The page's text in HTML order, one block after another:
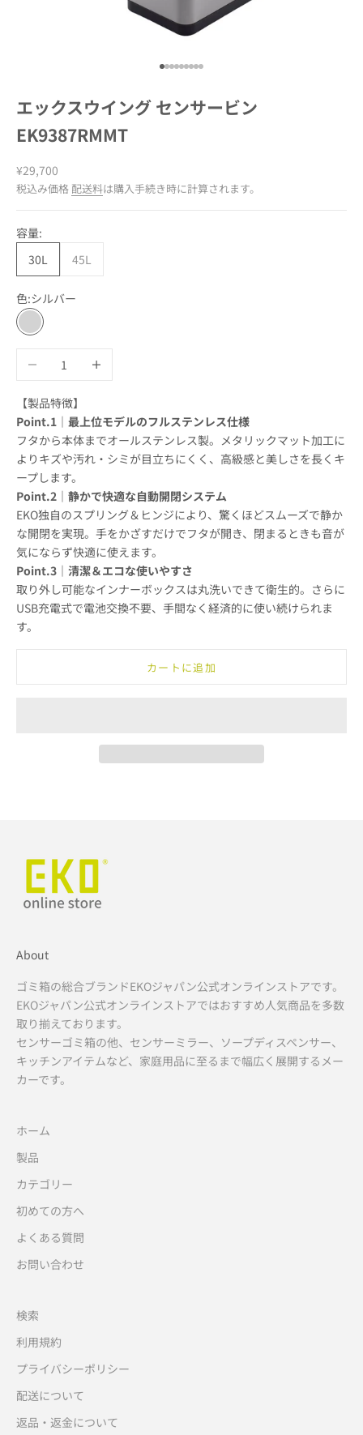
項目に移動する 1
項目に移動する 2
項目に移動する 3
項目に移動する 4
項目に移動する 5
項目に移動する 6
項目に移動する 7
項目に移動する 8
項目に移動する 9
エックスウイング センサービン
EK9387RMMT
セール価格
¥29,700
税込み価格 配送料は購入手続き時に計算されます。
容量:
30L
45L
色:シルバー
シルバー
数量を減らす
数量を増やす
【製品特徴】
Point.1｜最上位モデルのフルステンレス仕様
フタから本体までオールステンレス製。メタリックマット加工に
よりキズや汚れ・シミが目立ちにくく、高級感と美しさを長くキ
ープします。
Point.2｜静かで快適な自動開閉システム
EKO独自のスプリング＆ヒンジにより、驚くほどスムーズで静か
な開閉を実現。手をかざすだけでフタが開き、閉まるときも音が
気にならず快適に使えます。
Point.3｜清潔＆エコな使いやすさ
取り外し可能なインナーボックスは丸洗いできて衛生的。さらに
USB充電式で電池交換不要、手間なく経済的に使い続けられま
す。
カートに追加
About
ゴミ箱の総合ブランドEKOジャパン公式オンラインストアです。
EKOジャパン公式オンラインストアではおすすめ人気商品を多数
取り揃えております。
センサーゴミ箱の他、センサーミラー、ソープディスペンサー、
キッチンアイテムなど、家庭用品に至るまで幅広く展開するメー
カーです。
ホーム
製品
カテゴリー
初めての方へ
よくある質問
お問い合わせ
検索
利用規約
プライバシーポリシー
配送について
返品・返金について